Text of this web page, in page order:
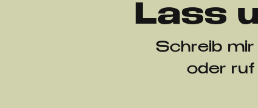
Lass
Schreib mir
oder ruf